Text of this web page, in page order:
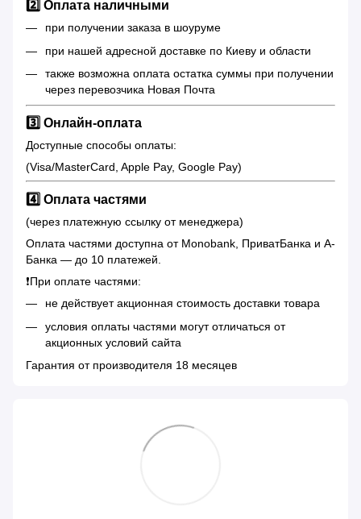
2️⃣ Оплата наличными
при получении заказа в шоуруме
при нашей адресной доставке по Киеву и области
также возможна оплата остатка суммы при получении
через перевозчика Новая Почта
3️⃣ Онлайн-оплата
Доступные способы оплаты:
(Visa/MasterCard, Apple Pay, Google Pay)
4️⃣ Оплата частями
(через платежную ссылку от менеджера)
Оплата частями доступна от Monobank, ПриватБанка и А-
Банка — до 10 платежей.
❗️При оплате частями:
не действует акционная стоимость доставки товара
условия оплаты частями могут отличаться от
акционных условий сайта
Гарантия от производителя 18 месяцев